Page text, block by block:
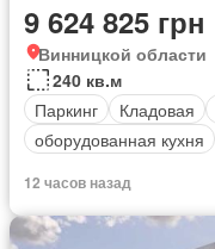
9 624 825 грн
Винницкой области
240 кв.м
Паркинг
Кладовая
оборудованная кухня
12 часов назад